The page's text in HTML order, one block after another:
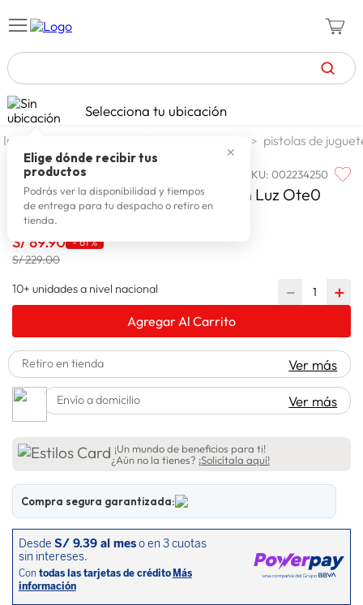
TÉRMINOS MÁS BUSCADOS
1. celulares
2. zapatillas mujer
3. zapatillas hombre
4. moda
5 . zapatillas
tv
laptop
9. lavadora
10. spiderman
Selecciona tu ubicación
✕
Elige dónde recibir tus
productos
Podrás ver la disponibilidad y tiempos
de entrega para tu despacho o retiro en
tienda.
jugueteria y escolar pistolas de
WONDER SKU:002234250
Wonder Pistola De Bala Agua Con Luz Ote0
S/ 89.90 -61 %
S/ 229.00
10+ unidades a nivel nacional
＋
－
Agregar Al Carrito
Retiro en tienda Ver más
Envío a domicilio Ver más
¡Un mundo de beneficios para ti!
¿Aún no la tienes? ¡Solicítala aquí!
Compra segura garantizada: